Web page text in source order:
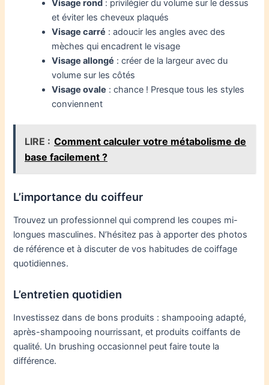
Visage rond : privilégier du volume sur le dessus
et éviter les cheveux plaqués
Visage carré : adoucir les angles avec des
mèches qui encadrent le visage
Visage allongé : créer de la largeur avec du
volume sur les côtés
Visage ovale : chance ! Presque tous les styles
conviennent
LIRE : Comment calculer votre métabolisme de
base facilement ?
L’importance du coiffeur
Trouvez un professionnel qui comprend les coupes mi-
longues masculines. N’hésitez pas à apporter des photos
de référence et à discuter de vos habitudes de coiffage
quotidiennes.
L’entretien quotidien
Investissez dans de bons produits : shampooing adapté,
après-shampooing nourrissant, et produits coiffants de
qualité. Un brushing occasionnel peut faire toute la
différence.